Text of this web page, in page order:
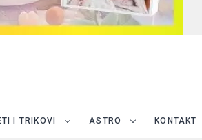
I TRIKOVI ASTRO KONTAKT